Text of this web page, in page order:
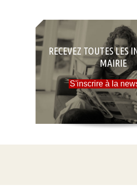
RECEVEZ TOUTES LES
MAIRIE
S'inscrire à la